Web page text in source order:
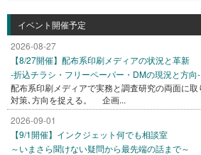
イベント開催予定
2026-08-27
【8/27開催】配布系印刷メディアの状況と革新
-折込チラシ・フリーペーパー・DMの現況と方向-
配布系印刷メディアで実務と調査研究の両面に
対策､方向を捉える。 企画...
2026-09-01
【9/1開催】インクジェット何でも相談室
～いまさら聞けない疑問から最先端の話まで～